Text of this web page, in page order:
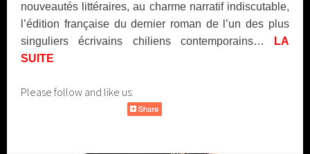
nouveautés littéraires, au charme narratif indiscutable,
l’édition française du dernier roman de l’un des plus
singuliers écrivains chiliens contemporains…
LA
SUITE
Please follow and like us: